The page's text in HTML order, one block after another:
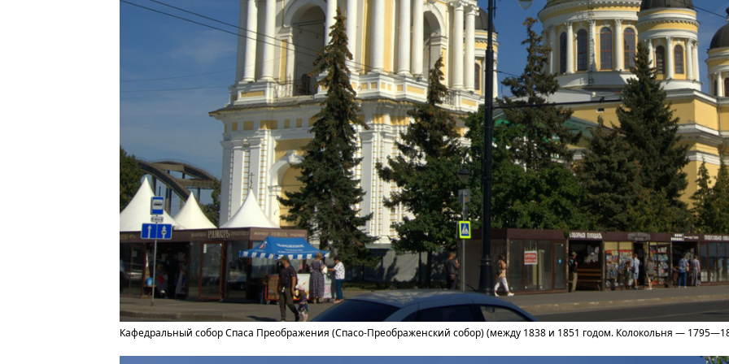
Кафедральный собор Спаса Преображения (Спасо-Преображенский собор) (между 1838 и 1851 годом. Колокольня —